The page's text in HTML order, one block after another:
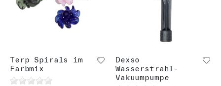
Terp Spirals im
Farbmix
Dexso
Wasserstrahl-
Vakuumpumpe